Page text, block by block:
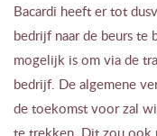
Bacardi heeft er tot
bedrijf naar de beurs
mogelijk is om via de
bedrijf. De algemene
de toekomst voor zal
te trekken. Dit zou ook